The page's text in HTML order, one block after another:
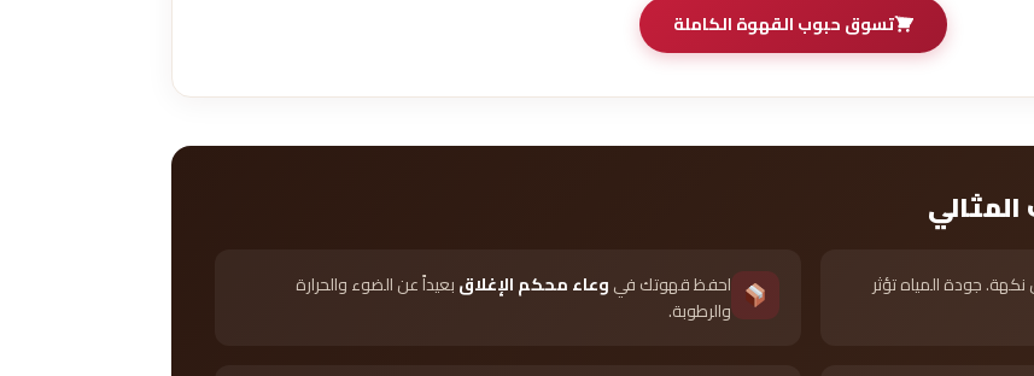
تسوق حبوب القهوة الكاملة
جودة المياه تؤثر
احفظ قهوتك فيوعاء محكم الإغلاقبعيداً عن الضوء والحرارة
والرطوبة.